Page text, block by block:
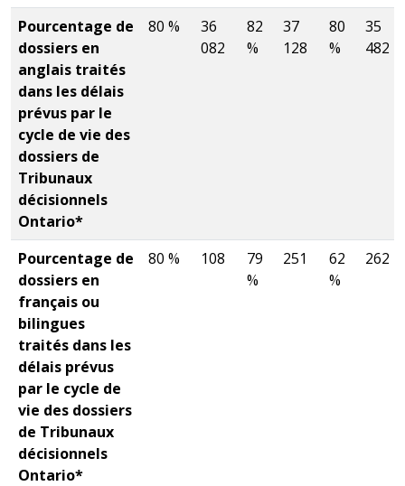
Pourcentage de
dossiers en
anglais traités
dans les délais
prévus par le
cycle de vie des
dossiers de
Tribunaux
décisionnels
Ontario*
80 %
36
082
82
%
37
128
80
%
35
482
Pourcentage de
dossiers en
français ou
bilingues
traités dans les
délais prévus
par le cycle de
vie des dossiers
de Tribunaux
décisionnels
Ontario*
80 % 108
79
%
251
62
%
262